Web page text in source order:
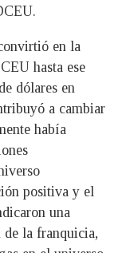
en la
hasta ese
dólares en
a cambiar
había
positiva y el
una
la franquicia,